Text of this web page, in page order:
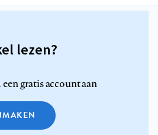
lezen?
een gratis account aan